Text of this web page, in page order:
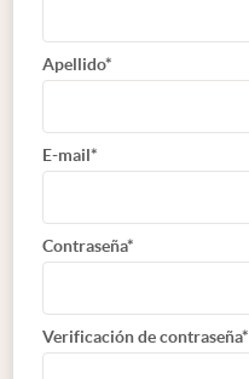
Apellido*
E-mail*
Contraseña*
Verificación de contraseña*